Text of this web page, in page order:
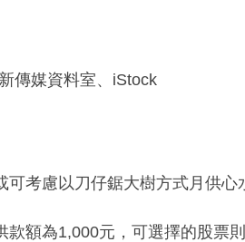
傳媒資料室、iStock
考慮以刀仔鋸大樹方式月供心
額為1,000元，可選擇的股票